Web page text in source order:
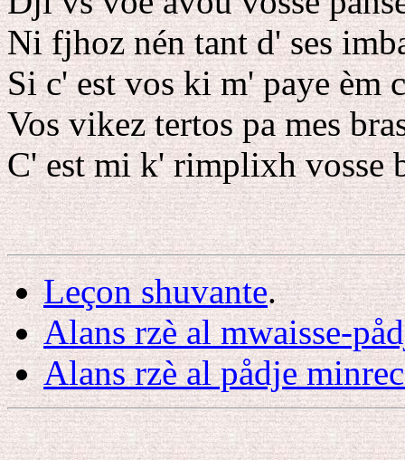
Ni fjhoz nén tant d' ses
Si c' est vos ki m' paye èm
Vos vikez tertos pa mes
C' est mi k' rimplixh vosse
Leçon shuvante.
Alans rzè al mwaisse-
Alans rzè al pådje